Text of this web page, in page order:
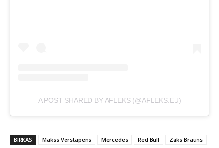
A POST SHARED BY AFLEKS (@AFLEKS.EU)
BIRKAS Makss Verstapens Mercedes Red Bull Zaks Brauns